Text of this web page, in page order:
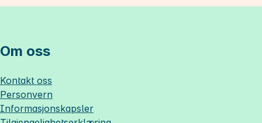
Om oss
Kontakt oss
Personvern
Informasjonskapsler